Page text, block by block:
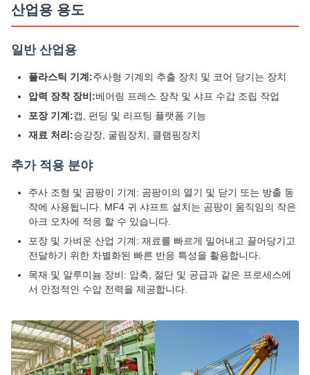
산업용 용도
일반 산업용
플라스틱 기계:주사형 기계의 추출 장치 및 코어 당기는 장치
압력 장착 장비:베어링 프레스 장착 및 샤프 수갑 조립 작업
포장 기계:캡, 펀딩 및 리프팅 플랫폼 기능
재료 처리:승강장, 굴림장치, 클램핑장치
추가 적용 분야
주사 조형 및 곰팡이 기계: 곰팡이의 열기 및 닫기 또는 방출 동
작에 사용됩니다. MF4 귀 샤프트 설치는 곰팡이 움직임의 작은
아크 오차에 적응 할 수 있습니다.
포장 및 가벼운 산업 기계: 재료를 빠르게 밀어내고 끌어당기고
전달하기 위한 차별화된 빠른 반응 특성을 활용합니다.
목재 및 알루미늄 장비: 압축, 절단 및 공급과 같은 프로세스에
서 안정적인 수압 전력을 제공합니다.